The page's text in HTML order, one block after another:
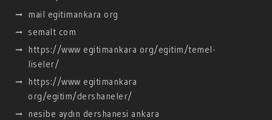
mail egitimankara org
semalt com
https://www egitimankara org/egitim/temel-
liseler/
https://www egitimankara
org/egitim/dershaneler/
nesibe aydın dershanesi ankara